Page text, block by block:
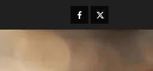
Facebook
Twitter